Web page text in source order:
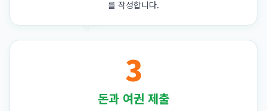
를 작성합니다.
3
돈과 여권 제출